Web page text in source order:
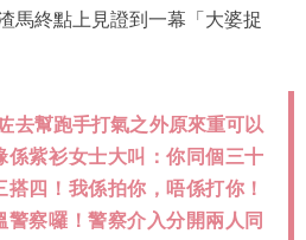
馬終點上見證到一幕「大婆捉
去幫跑手打氣之外原來重可以
係紫衫女士大叫：你同個三十
四！我係拍你，唔係打你！
警察囉！警察介入分開兩人同